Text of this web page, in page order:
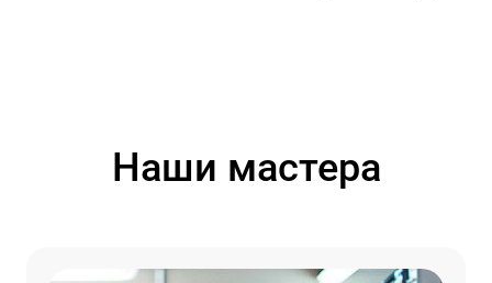
Наши мастера